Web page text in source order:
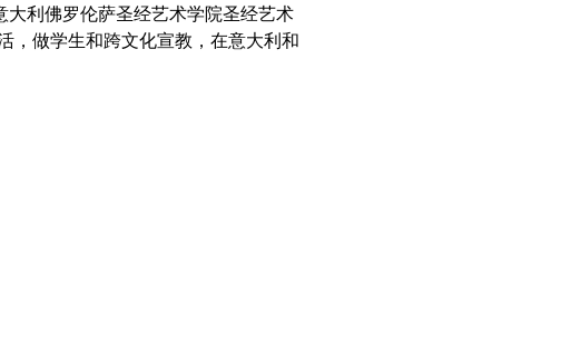
利佛罗伦萨圣经艺术学院圣经艺术
，做学生和跨文化宣教，在意大利和